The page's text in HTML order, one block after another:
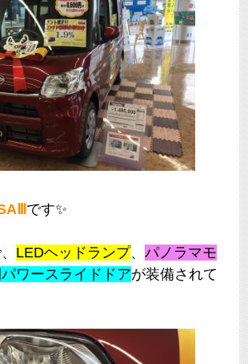
です✨
LEDヘッドランプ、パノラマモ
ワースライドドアが装備されて